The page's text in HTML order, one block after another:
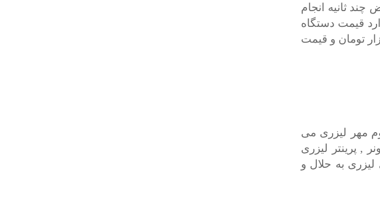
ثانیه انجام
نیاز دارد قیمت دستگاه
برجسته و ژلاتینی با آموزش ساخت مهر رایگان از 950 هزار تومان و قیمت
مهر لیزری می
, پرینتر لیزری
به حلال و